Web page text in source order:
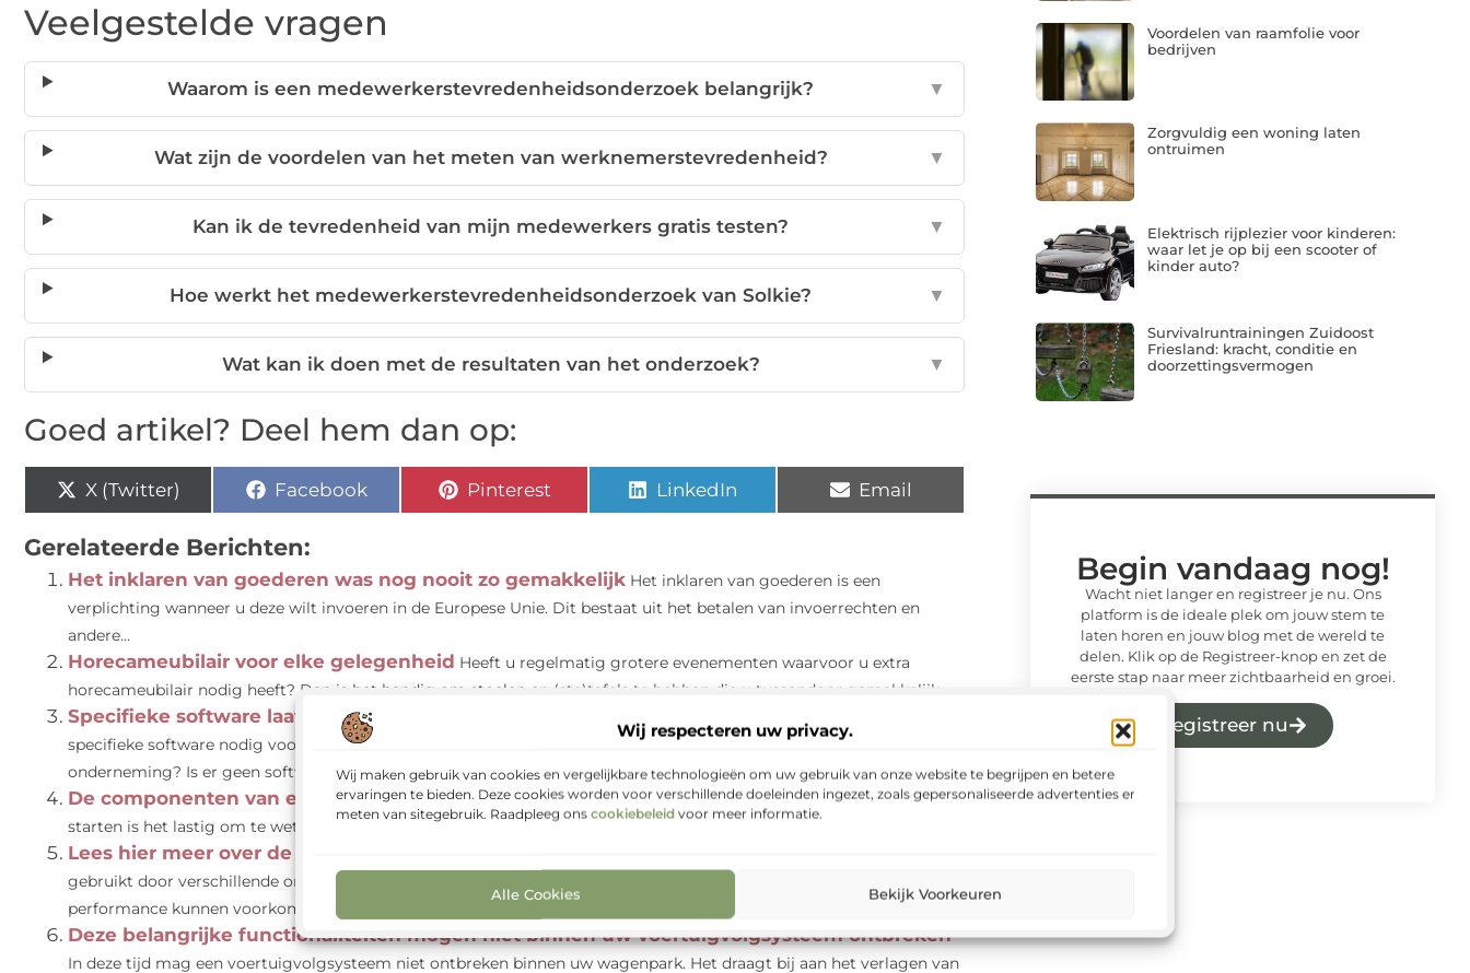
Wij respecteren uw privacy.
Wij maken gebruik van cookies en vergelijkbare technologieën om uw gebruik van onze website te begrijpen en betere
ervaringen te bieden. Deze cookies worden voor verschillende doeleinden ingezet, zoals gepersonaliseerde advertenties en het
meten van sitegebruik. Raadpleeg ons cookiebeleid voor meer informatie.
Alle Cookies Bekijk Voorkeuren
Veelgestelde vragen
Waarom is een medewerkerstevredenheidsonderzoek belangrijk? ▼
Wat zijn de voordelen van het meten van werknemerstevredenheid? ▼
Kan ik de tevredenheid van mijn medewerkers gratis testen? ▼
Hoe werkt het medewerkerstevredenheidsonderzoek van Solkie? ▼
Wat kan ik doen met de resultaten van het onderzoek? ▼
Goed artikel? Deel hem dan op:
X (Twitter) Facebook Pinterest LinkedIn Email
Gerelateerde Berichten:
Het inklaren van goederen was nog nooit zo gemakkelijk Het inklaren van goederen is een
verplichting wanneer u deze wilt invoeren in de Europese Unie. Dit bestaat uit het betalen van invoerrechten en
andere...
Horecameubilair voor elke gelegenheid Heeft u regelmatig grotere evenementen waarvoor u extra
horecameubilair nodig heeft? Dan is het handig om stoelen en (sta)tafels te hebben die u tussendoor gemakkelijk...
Specifieke software laat u ontwikkelen door deze softwarespecialist uit Almere
specifieke software nodig voor uw bedrijf, bijvoorbeeld om controle te houden op de logistieke processen van uw
onderneming? Is er geen software beschikbaar...
De componenten van een maatwerk webshop Als je van plan bent om als bedrijf een webshop te
starten is het lastig om te weten waar je moet beginnen. Je wilt natuurlijk...
Lees hier meer over de toepassing van Oracle Peoplesoft
gebruikt door verschillende organisaties als onderdeel van hun kernsysteem zodat ze storingen of gebrek aan
performance kunnen voorkomen. De software...
Deze belangrijke functionaliteiten mogen niet binnen uw voertuigvolgsysteem ontbreken
In deze tijd mag een voertuigvolgsysteem niet ontbreken binnen uw wagenpark. Het draagt bij aan het verlagen van
Voordelen van raamfolie voor
bedrijven
Zorgvuldig een woning laten
ontruimen
Elektrisch rijplezier voor kinderen:
waar let je op bij een scooter of
kinder auto?
Survivalruntrainingen Zuidoost
Friesland: kracht, conditie en
doorzettingsvermogen
Begin vandaag nog!
Wacht niet langer en registreer je nu. Ons
platform is de ideale plek om jouw stem te
laten horen en jouw blog met de wereld te
delen. Klik op de Registreer-knop en zet de
eerste stap naar meer zichtbaarheid en groei.
Registreer nu